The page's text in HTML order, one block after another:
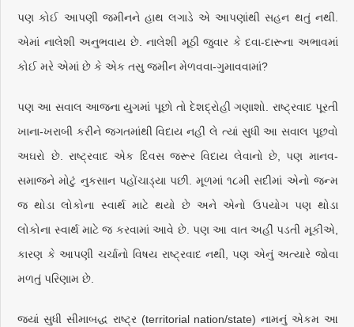
પણ કોઈ આપણી જમીનને હાથ લગાડે એ આપણાંથી સહન થતું નથી.
એમાં નાલેશી અનુભવાય છે. નાલેશી મૂઠી જુવાર કે દવા-દારૂના અભાવમાં
કોઈ મરે એમાં છે કે એક તસુ જમીન મેળવવા-ગુમાવવામાં?
પણ આ સવાલ આજના યુગમાં પૂછો તો દેશદ્રોહી ગણાશો. રાષ્ટ્રવાદ પૂરતી
ખાના-ખરાબી કરીને જગતમાંથી વિદાય નહીં લે ત્યાં સુધી આ સવાલ પૂછવો
અઘરો છે. રાષ્ટ્રવાદ એક દિવસ જરૂર વિદાય લેવાનો છે, પણ માનવ-
સમાજને મોટું નુકસાન પહોંચાડ્યા પછી. મૂળમાં ૧૮મી સદીમાં એનો જન્મ
જ થોડા લોકોના સ્વાર્થ માટે થયો છે અને એનો ઉપયોગ પણ થોડા
લોકોના સ્વાર્થ માટે જ કરવામાં આવે છે. પણ આ વાત અહીં પડતી મૂકીએ,
કારણ કે આપણી ચર્ચાનો વિષય રાષ્ટ્રવાદ નથી, પણ એનું અત્યારે જોવા
મળતું પરિણામ છે.
જ્યાં સુધી સીમાબદ્ધ રાષ્ટ્ર (territorial nation/state) નામનું એકમ આ